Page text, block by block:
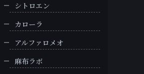
シトロエン
カローラ
アルファロメオ
麻布ラボ